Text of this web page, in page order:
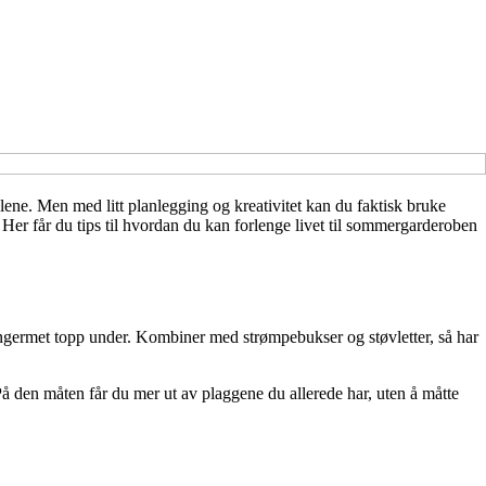
Men med litt planlegging og kreativitet kan du faktisk bruke
får du tips til hvordan du kan forlenge livet til sommergarderoben
topp under. Kombiner med strømpebukser og støvletter, så har
måten får du mer ut av plaggene du allerede har, uten å måtte